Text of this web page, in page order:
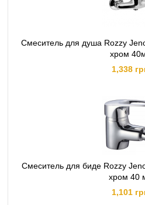
Смеситель для душа Rozzy
хром
1,338
Смеситель для биде Rozzy
хром 40
1,101